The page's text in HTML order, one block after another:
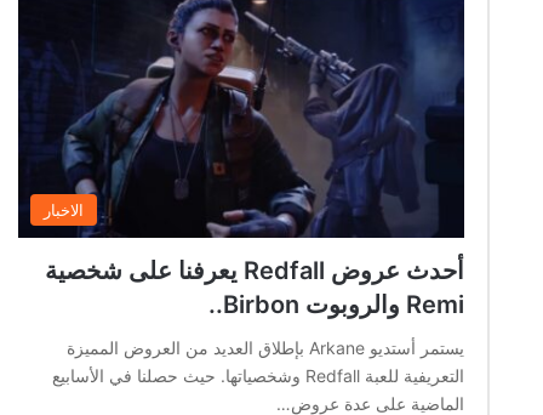
الاخبار
أحدث عروض Redfall يعرفنا على شخصية
Remi والروبوت Birbon..
يستمر أستديو Arkane بإطلاق العديد من العروض المميزة
التعريفية للعبة Redfall وشخصياتها. حيث حصلنا في الأسابيع
الماضية على عدة عروض…